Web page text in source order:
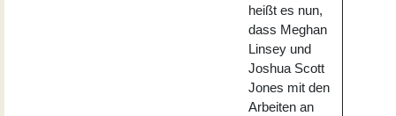
heißt es nun,
dass Meghan
Linsey und
Joshua Scott
Jones mit den
Arbeiten an